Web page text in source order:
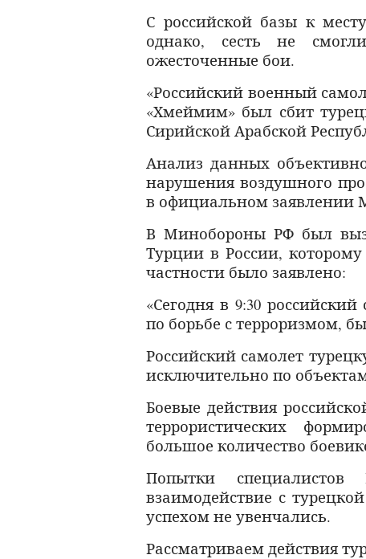
С российской базы к
однако, сесть не
ожесточенные бои.
«Российский военный
«Хмеймим» был сбит
Сирийской Арабской
Анализ данных
нарушения воздушного
в официальном заявлении
В Минобороны РФ был
Турции в России,
частности было заявлено:
«Сегодня в 9:30
по борьбе с терроризмом,
Российский самолет
исключительно по
Боевые действия
террористических
большое количество
Попытки специалистов
взаимодействие с
успехом не увенчались.
Рассматриваем действия